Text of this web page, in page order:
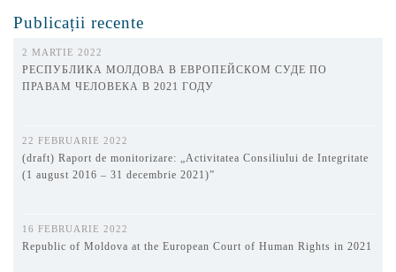
Publicații recente
2 MARTIE 2022
РЕСПУБЛИКА МОЛДОВА В ЕВРОПЕЙСКОМ СУДЕ ПО
ПРАВАМ ЧЕЛОВЕКА В 2021 ГОДУ
22 FEBRUARIE 2022
(draft) Raport de monitorizare: „Activitatea Consiliului de Integritate
(1 august 2016 – 31 decembrie 2021)”
16 FEBRUARIE 2022
Republic of Moldova at the European Court of Human Rights in 2021